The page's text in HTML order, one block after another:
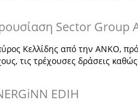
Sector Group
Κελλίδης από την ΑΝΚΟ,
τις τρέχουσες δράσεις
EDIH